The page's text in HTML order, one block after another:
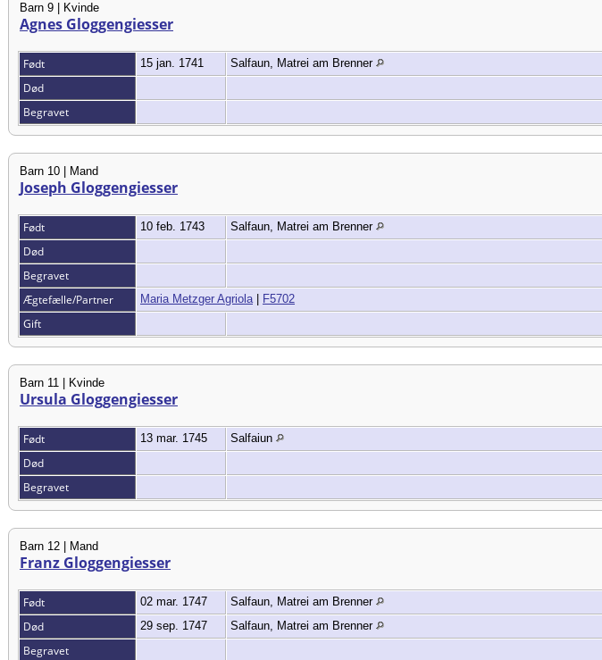
Barn 9 | Kvinde
Agnes Gloggengiesser
Født 15 jan. 1741 Salfaun, Matrei am Brenner
Død
Begravet
Barn 10 | Mand
Joseph Gloggengiesser
Født 10 feb. 1743 Salfaun, Matrei am Brenner
Død
Begravet
Ægtefælle/Partner
Maria Metzger Agriola| F5702
Gift
Barn 11 | Kvinde
Ursula Gloggengiesser
Født 13 mar. 1745 Salfaiun
Død
Begravet
Barn 12 | Mand
Franz Gloggengiesser
Født 02 mar. 1747 Salfaun, Matrei am Brenner
Død 29 sep. 1747 Salfaun, Matrei am Brenner
Begravet